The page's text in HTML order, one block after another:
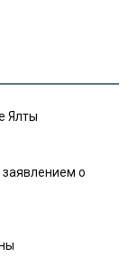
Ялты
о